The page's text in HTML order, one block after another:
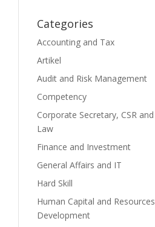
Categories
Accounting and Tax
Artikel
Audit and Risk Management
Competency
Corporate Secretary, CSR and
Law
Finance and Investment
General Affairs and IT
Hard Skill
Human Capital and Resources
Development